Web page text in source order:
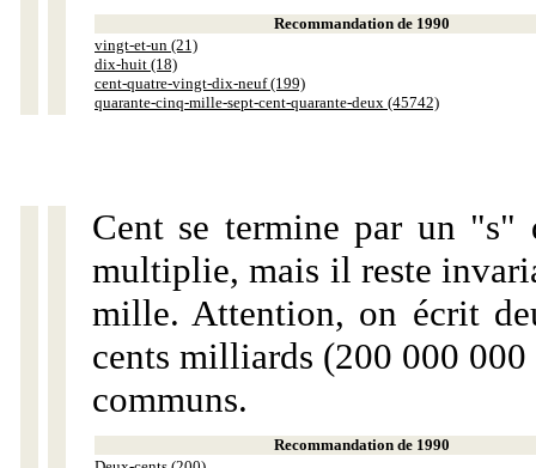
Recommandation de 1990
vingt-et-un (21)
dix-huit (18)
cent-quatre-vingt-dix-neuf (199)
quarante-cinq-mille-sept-cent-quarante-deux (45742)
Cent se termine par un "s"
multiplie, mais il reste
mille. Attention, on écrit
cents milliards (200 000
communs.
Recommandation de 1990